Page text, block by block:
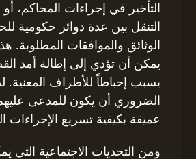
التأخير في إجراءات المحاكم، أو
التنقل بين عدة دوائر حكومية
الوثائق والموافقات المطلوبة.
يمكن أن تؤدي إلى إطالة أمد
يسبب إحباطاً للأطراف المعنية.
الضروري أن يكون للمدعى
عميقة بكيفية تسريع الإجراءات
ومن التحديات الاجتماعية التي